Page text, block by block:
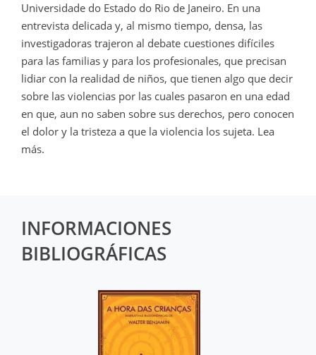
Universidade do Estado do Rio de Janeiro. En una
entrevista delicada y, al mismo tiempo, densa, las
investigadoras trajeron al debate cuestiones difíciles
para las familias y para los profesionales, que precisan
lidiar con la realidad de niños, que tienen algo que decir
sobre las violencias por las cuales pasaron en una edad
en que, aun no saben sobre sus derechos, pero conocen
el dolor y la tristeza a que la violencia los sujeta. Lea
más.
INFORMACIONES
BIBLIOGRÁFICAS